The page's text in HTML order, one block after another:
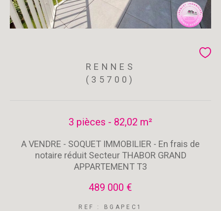
RENNES
(35700)
3 pièces - 82,02 m²
A VENDRE - SOQUET IMMOBILIER - En frais de
notaire réduit Secteur THABOR GRAND
APPARTEMENT T3
489 000 €
REF : BGAPEC1